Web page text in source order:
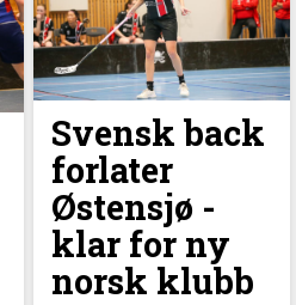
Svensk back
forlater
Østensjø -
klar for ny
norsk klubb